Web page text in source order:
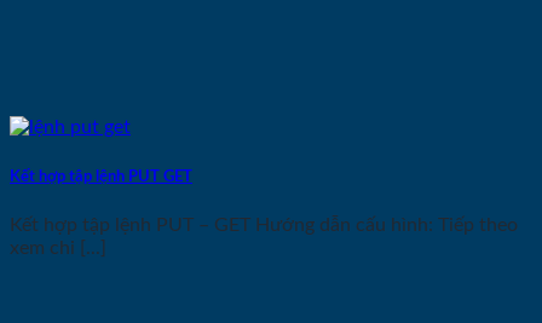
Kết hợp tập lệnh PUT GET
Kết hợp tập lệnh PUT – GET Hướng dẫn cấu hình: Tiếp theo
xem chi [...]